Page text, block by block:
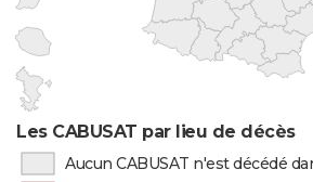
Les CABUSAT par lieu de décès
Aucun CABUSAT n'est décédé